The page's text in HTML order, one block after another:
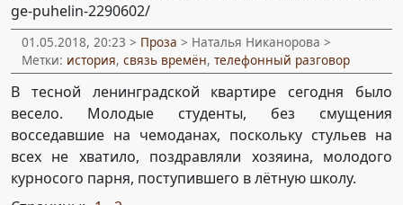
ge-puhelin-2290602/
01.05.2018, 20:23 > Проза > Наталья Никанорова >
Метки: история, связь времён, телефонный разговор
В тесной ленинградской квартире сегодня было
весело. Молодые студенты, без смущения
восседавшие на чемоданах, поскольку стульев на
всех не хватило, поздравляли хозяина, молодого
курносого парня, поступившего в лётную школу.